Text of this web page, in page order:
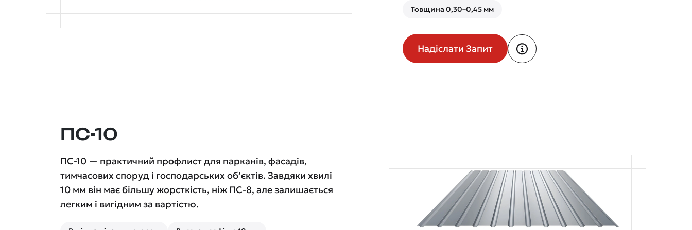
Товщина 0,30–0,45 мм
Надіслати Запит
ПС-10
ПС-10 — практичний профлист для парканів, фасадів,
тимчасових споруд і господарських об’єктів. Завдяки хвилі
10 мм він має більшу жорсткість, ніж ПС-8, але залишається
легким і вигідним за вартістю.